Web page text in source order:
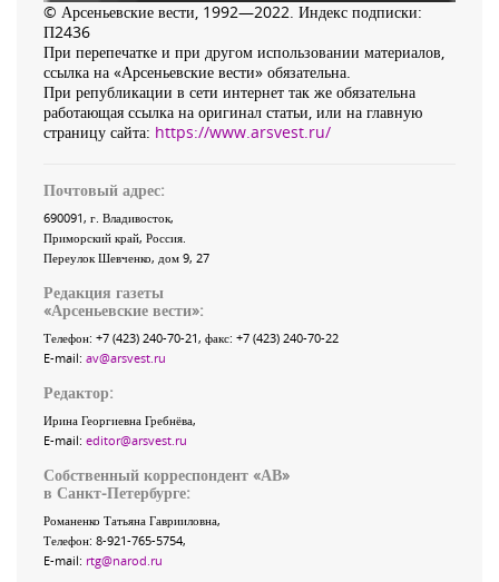
© Арсеньевские вести, 1992—2022. Индекс подписки:
П2436
При перепечатке и при другом использовании материалов,
ссылка на «Арсеньевские вести» обязательна.
При републикации в сети интернет так же обязательна
работающая ссылка на оригинал статьи, или на главную
страницу сайта: https://www.arsvest.ru/
Почтовый адрес:
690091, г. Владивосток,
Приморский край, Россия.
Переулок Шевченко, дом 9, 27
Редакция газеты
«Арсеньевские вести»:
Телефон: +7 (423) 240-70-21, факс: +7 (423) 240-70-22
E-mail: av@arsvest.ru
Редактор:
Ирина Георгиевна Гребнёва,
E-mail: editor@arsvest.ru
Собственный корреспондент «АВ»
в Санкт-Петербурге:
Романенко Татьяна Гаврииловна,
Телефон: 8-921-765-5754,
E-mail: rtg@narod.ru